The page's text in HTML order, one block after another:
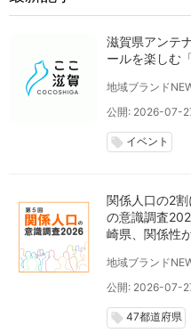
滋賀県アンテ
ールを楽しむ
地域ブランド
公開: 2026-07-
local_offer イベント
関係人口の2
の意識調査
崎県、関係性
地域ブランド
公開: 2026-07-
local_offer 47都道府県